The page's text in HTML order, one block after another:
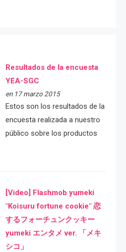
Resultados de la encuesta
YEA-SGC
en 17 marzo 2015
Estos son los resultados de la
encuesta realizada a nuestro
público sobre los productos
[Video] Flashmob yumeki
"Koisuru fortune cookie" 恋
するフォーチュンクッキー
yumeki エンタメ ver. 「メキ
シコ」